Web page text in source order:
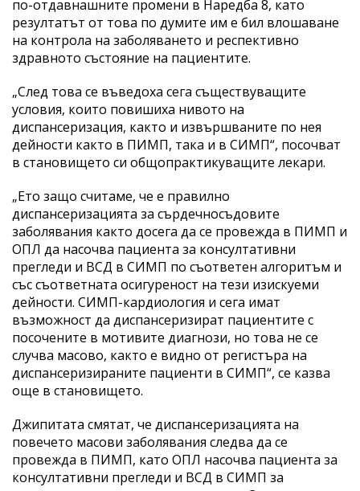
по-отдавнашните промени в Наредба 8, като
резултатът от това по думите им е бил влошаване
на контрола на заболяването и респективно
здравното състояние на пациентите.
„След това се въведоха сега съществуващите
условия, които повишиха нивото на
диспансеризация, както и извършваните по нея
дейности както в ПИМП, така и в СИМП“, посочват
в становището си общопрактикуващите лекари.
„Ето защо считаме, че е правилно
диспансеризацията за сърдечносъдовите
заболявания както досега да се провежда в ПИМП и
ОПЛ да насочва пациента за консултативни
прегледи и ВСД в СИМП по съответен алгоритъм и
със съответната осигуреност на тези изискуеми
дейности. СИМП-кардиология и сега имат
възможност да диспансеризират пациентите с
посочените в мотивите диагнози, но това не се
случва масово, както е видно от регистъра на
диспансеризираните пациенти в СИМП“, се казва
още в становището.
Джипитата смятат, че диспансеризацията на
повечето масови заболявания следва да се
провежда в ПИМП, като ОПЛ насочва пациента за
консултативни прегледи и ВСД в СИМП за